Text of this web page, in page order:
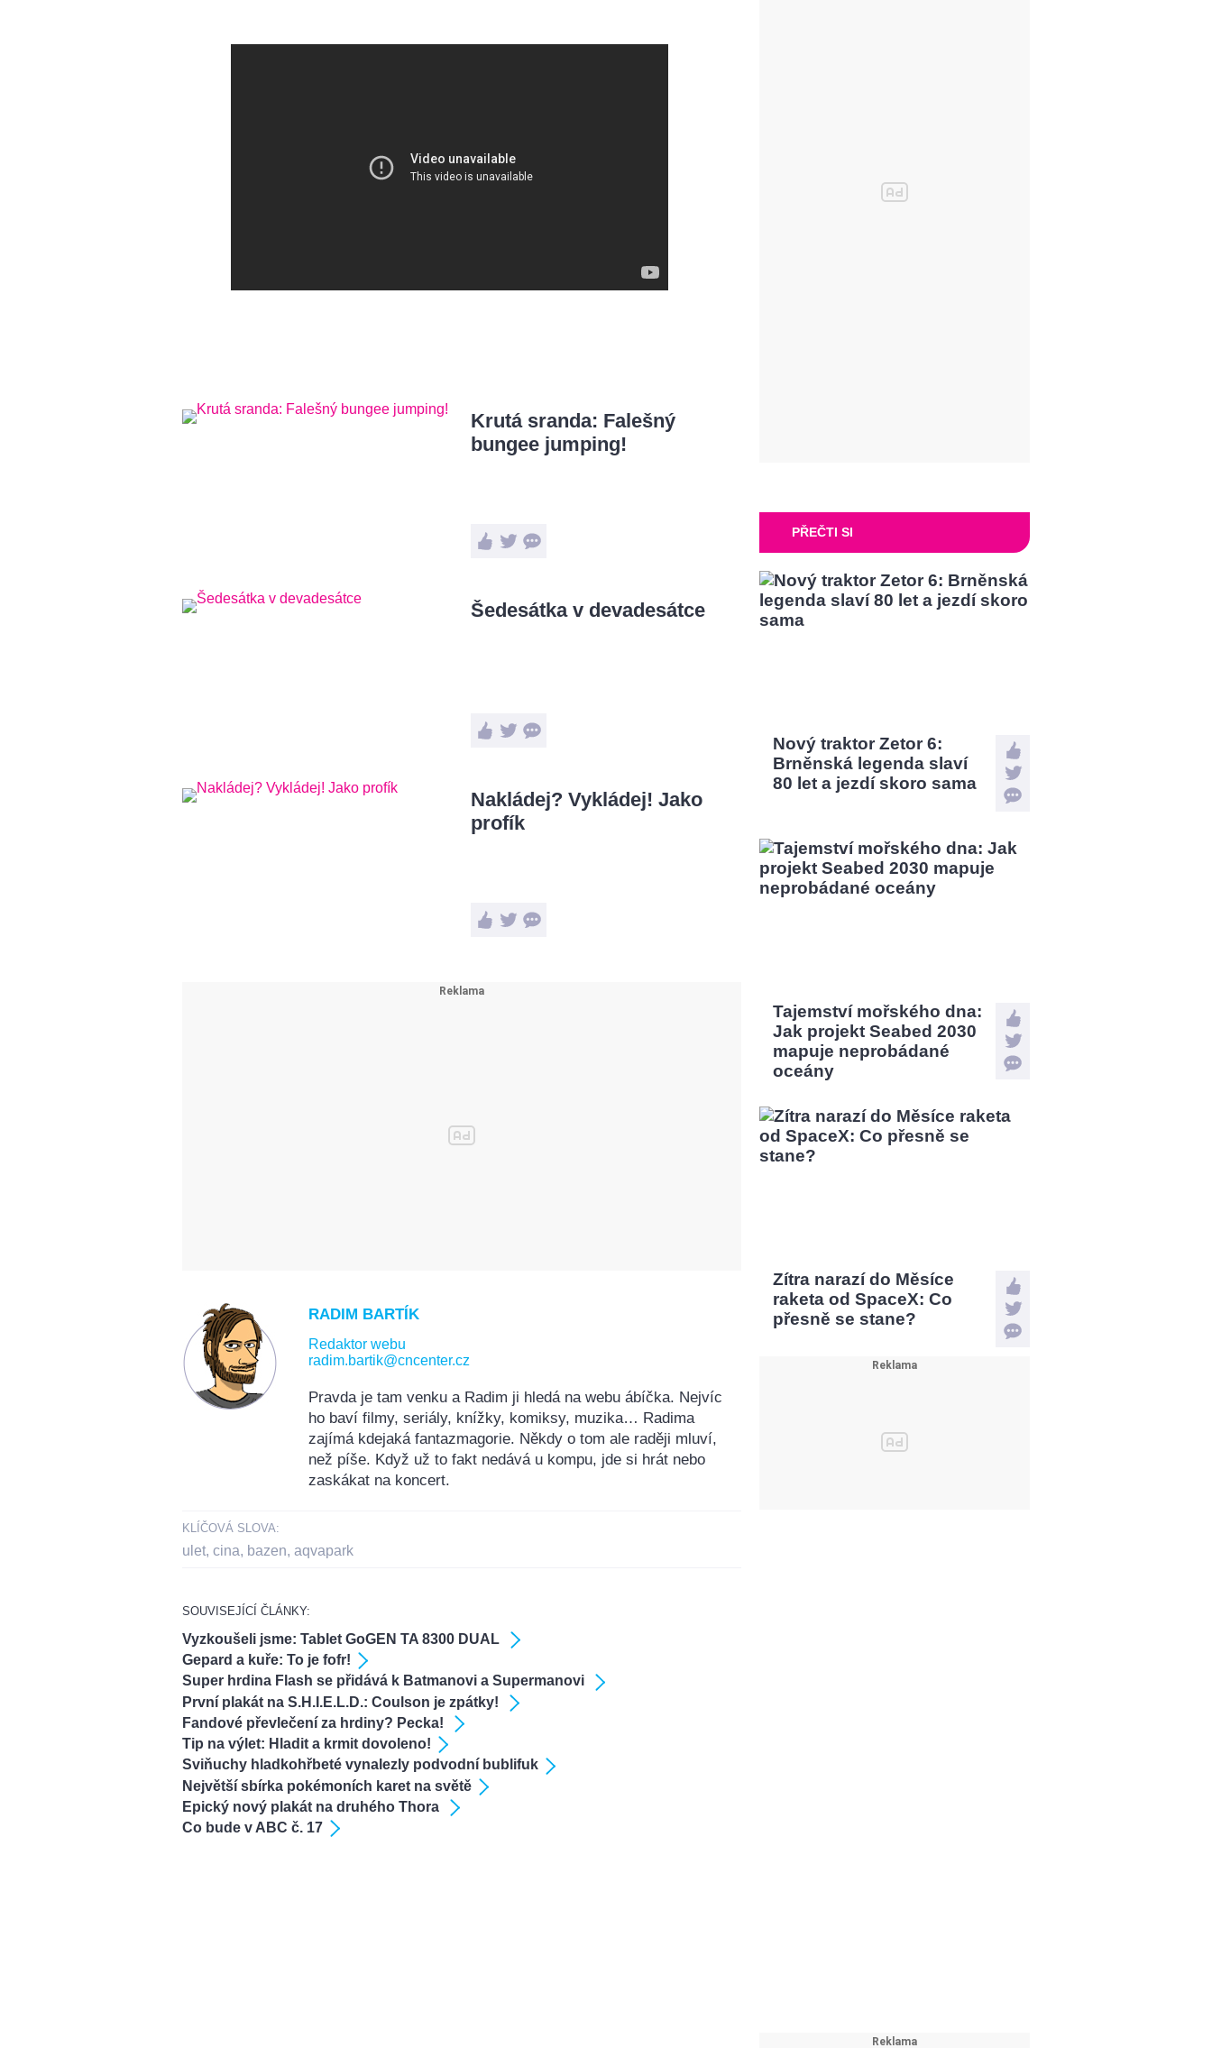
Krutá sranda: Falešný
bungee jumping!
Šedesátka v devadesátce
Nakládej? Vykládej! Jako
profík
RADIM BARTÍK
Redaktor webu
radim.bartik@cncenter.cz
Pravda je tam venku a Radim ji hledá na webu ábíčka. Nejvíc
ho baví filmy, seriály, knížky, komiksy, muzika… Radima
zajímá kdejaká fantazmagorie. Někdy o tom ale raději mluví,
než píše. Když už to fakt nedává u kompu, jde si hrát nebo
zaskákat na koncert.
KLÍČOVÁ SLOVA:
ulet, cina, bazen, aqvapark
SOUVISEJÍCÍ ČLÁNKY:
Vyzkoušeli jsme: Tablet GoGEN TA 8300 DUAL
Gepard a kuře: To je fofr!
Super hrdina Flash se přidává k Batmanovi a Supermanovi
První plakát na S.H.I.E.L.D.: Coulson je zpátky!
Fandové převlečení za hrdiny? Pecka!
Tip na výlet: Hladit a krmit dovoleno!
Sviňuchy hladkohřbeté vynalezly podvodní bublifuk
Největší sbírka pokémoních karet na světě
Epický nový plakát na druhého Thora
Co bude v ABC č. 17
PŘEČTI SI
Nový traktor Zetor 6:
Brněnská legenda slaví
80 let a jezdí skoro sama
Tajemství mořského dna:
Jak projekt Seabed 2030
mapuje neprobádané
oceány
Zítra narazí do Měsíce
raketa od SpaceX: Co
přesně se stane?